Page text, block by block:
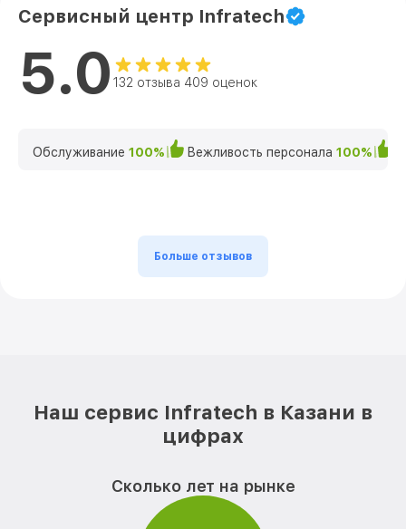
Сервисный центр Infratech
5.0 132 отзыва 409 оценок
Обслуживание 100% Вежливость персонала 100%
Больше отзывов
Наш сервис Infratech в Казани в
цифрах
Сколько лет на рынке